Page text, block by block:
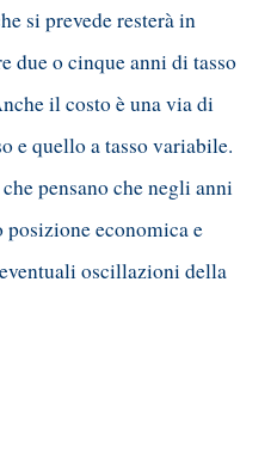
si prevede resterà in
due o cinque anni di tasso
il costo è una via di
e quello a tasso variabile.
pensano che negli anni
economica e
oscillazioni della